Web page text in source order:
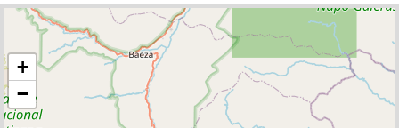
Ecuador, Städte-Liste
+
−